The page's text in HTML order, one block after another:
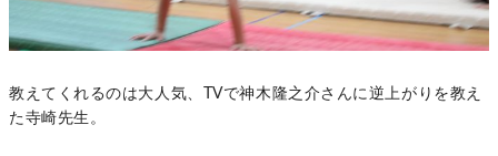
教えてくれるのは大人気、TVで神木隆之介さんに逆上がりを教え
た寺崎先生。